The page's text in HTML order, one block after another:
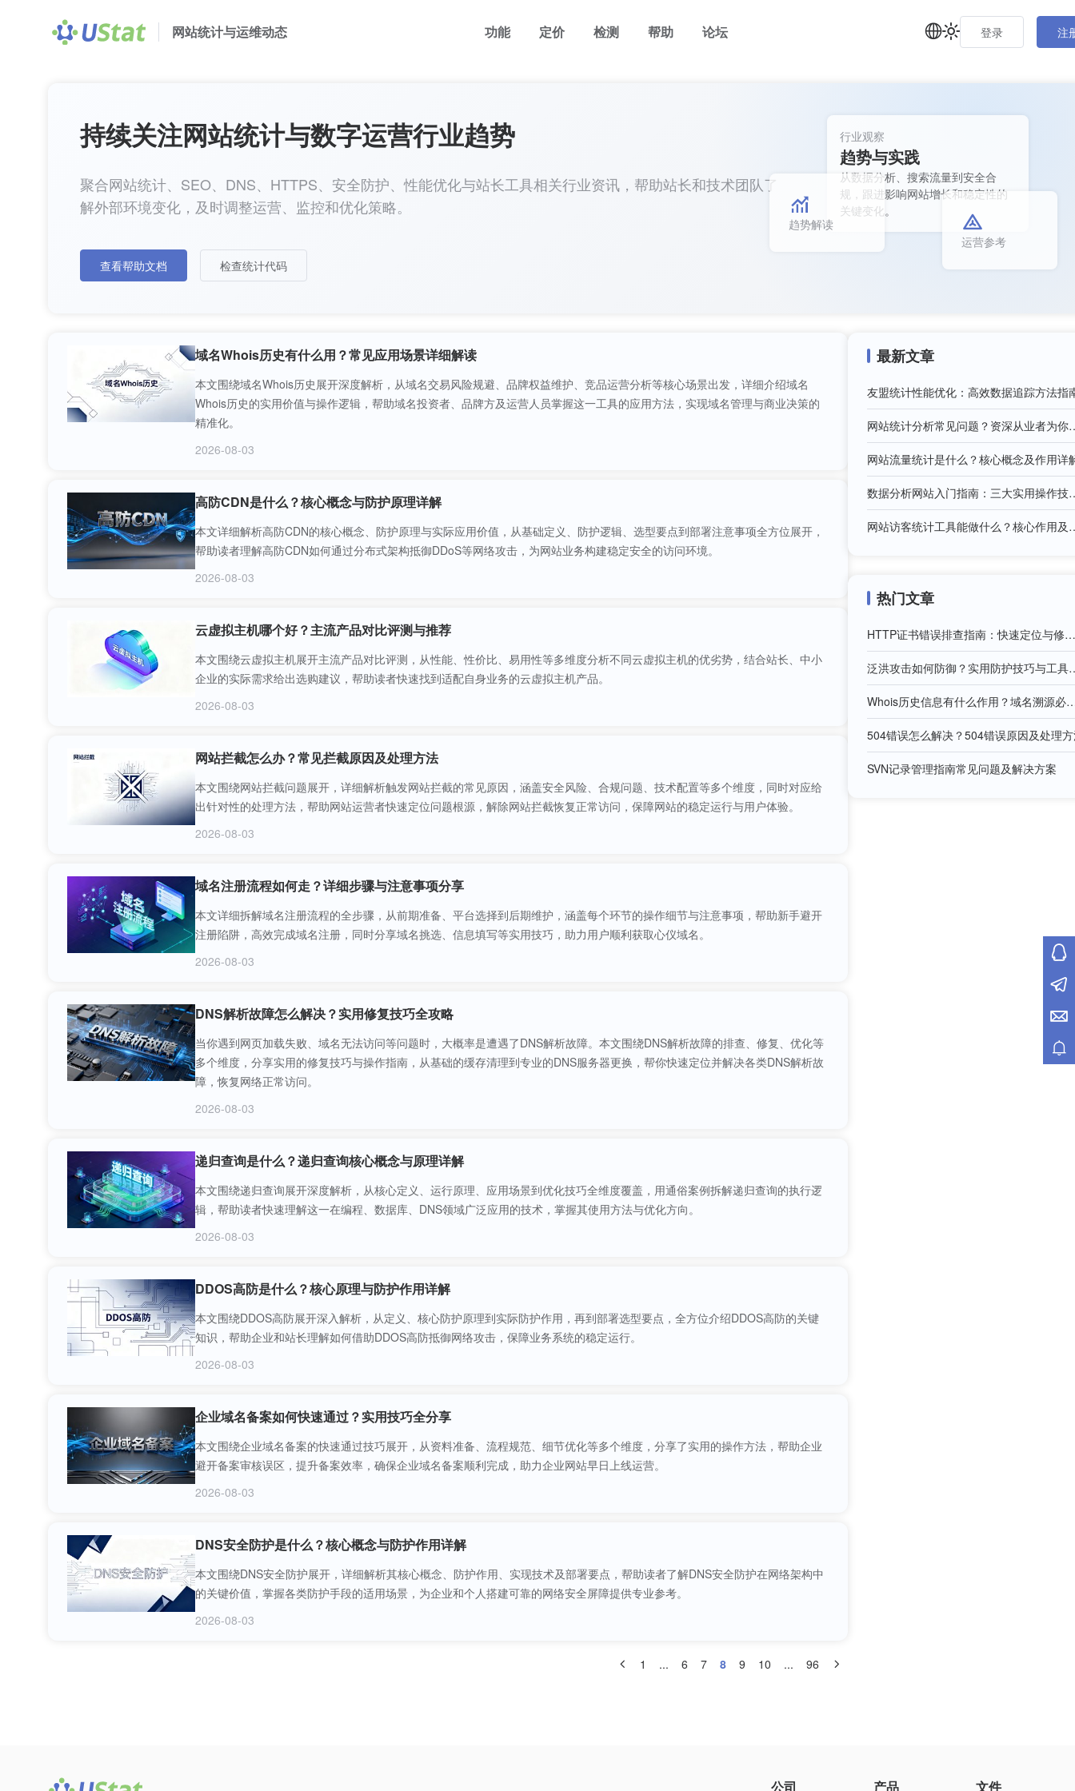
网站统计与运维动态 功能 定价 检测 帮助 论坛 登录 注
持续关注网站统计与数字运营行业趋势
聚合网站统计、SEO、DNS、HTTPS、安全防护、性能优化与站长工具相关行业资讯，帮助站长和技术团队了
解外部环境变化，及时调整运营、监控和优化策略。
查看帮助文档 检查统计代码
行业观察
趋势与实践
从数据分析、搜索流量到安全合
规，跟进影响网站增长和稳定性的
关键变化。
趋势解读
运营参考
域名Whois历史有什么用？常见应用场景详细解读
本文围绕域名Whois历史展开深度解析，从域名交易风险规避、品牌权益维护、竞品运营分析等核心场景出发，详细介绍域名
Whois历史的实用价值与操作逻辑，帮助域名投资者、品牌方及运营人员掌握这一工具的应用方法，实现域名管理与商业决策的
精准化。
2026-08-03
高防CDN是什么？核心概念与防护原理详解
本文详细解析高防CDN的核心概念、防护原理与实际应用价值，从基础定义、防护逻辑、选型要点到部署注意事项全方位展开，
帮助读者理解高防CDN如何通过分布式架构抵御DDoS等网络攻击，为网站业务构建稳定安全的访问环境。
2026-08-03
云虚拟主机哪个好？主流产品对比评测与推荐
本文围绕云虚拟主机展开主流产品对比评测，从性能、性价比、易用性等多维度分析不同云虚拟主机的优劣势，结合站长、中小
企业的实际需求给出选购建议，帮助读者快速找到适配自身业务的云虚拟主机产品。
2026-08-03
网站拦截怎么办？常见拦截原因及处理方法
本文围绕网站拦截问题展开，详细解析触发网站拦截的常见原因，涵盖安全风险、合规问题、技术配置等多个维度，同时对应给
出针对性的处理方法，帮助网站运营者快速定位问题根源，解除网站拦截恢复正常访问，保障网站的稳定运行与用户体验。
2026-08-03
域名注册流程如何走？详细步骤与注意事项分享
本文详细拆解域名注册流程的全步骤，从前期准备、平台选择到后期维护，涵盖每个环节的操作细节与注意事项，帮助新手避开
注册陷阱，高效完成域名注册，同时分享域名挑选、信息填写等实用技巧，助力用户顺利获取心仪域名。
2026-08-03
DNS解析故障怎么解决？实用修复技巧全攻略
当你遇到网页加载失败、域名无法访问等问题时，大概率是遭遇了DNS解析故障。本文围绕DNS解析故障的排查、修复、优化等
多个维度，分享实用的修复技巧与操作指南，从基础的缓存清理到专业的DNS服务器更换，帮你快速定位并解决各类DNS解析故
障，恢复网络正常访问。
2026-08-03
递归查询是什么？递归查询核心概念与原理详解
本文围绕递归查询展开深度解析，从核心定义、运行原理、应用场景到优化技巧全维度覆盖，用通俗案例拆解递归查询的执行逻
辑，帮助读者快速理解这一在编程、数据库、DNS领域广泛应用的技术，掌握其使用方法与优化方向。
2026-08-03
DDOS高防是什么？核心原理与防护作用详解
本文围绕DDOS高防展开深入解析，从定义、核心防护原理到实际防护作用，再到部署选型要点，全方位介绍DDOS高防的关键
知识，帮助企业和站长理解如何借助DDOS高防抵御网络攻击，保障业务系统的稳定运行。
2026-08-03
企业域名备案如何快速通过？实用技巧全分享
本文围绕企业域名备案的快速通过技巧展开，从资料准备、流程规范、细节优化等多个维度，分享了实用的操作方法，帮助企业
避开备案审核误区，提升备案效率，确保企业域名备案顺利完成，助力企业网站早日上线运营。
2026-08-03
DNS安全防护是什么？核心概念与防护作用详解
本文围绕DNS安全防护展开，详细解析其核心概念、防护作用、实现技术及部署要点，帮助读者了解DNS安全防护在网络架构中
的关键价值，掌握各类防护手段的适用场景，为企业和个人搭建可靠的网络安全屏障提供专业参考。
2026-08-03
1 ... 6 7 8 9 10 ... 96
最新文章
友盟统计性能优化：高效数据追踪方法指
网站统计分析
网站流量统计是什么？核心概念及作用详
数据分析网站
网站访客统计工
热门文章
HTTP证书错误排查指南：快速定位与修复全流程
泛洪攻击如何
Whois历史信息有什么作用
504错误怎么解决？504错误原因及处理
SVN记录管理指南常见问题及解决方案
公司 产品 文件